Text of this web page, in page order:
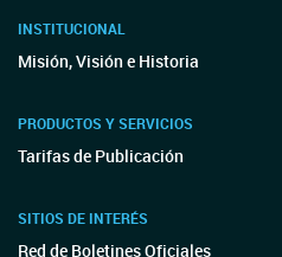
INSTITUCIONAL
Misión, Visión e Historia
PRODUCTOS Y SERVICIOS
Tarifas de Publicación
SITIOS DE INTERÉS
Red de Boletines Oficiales